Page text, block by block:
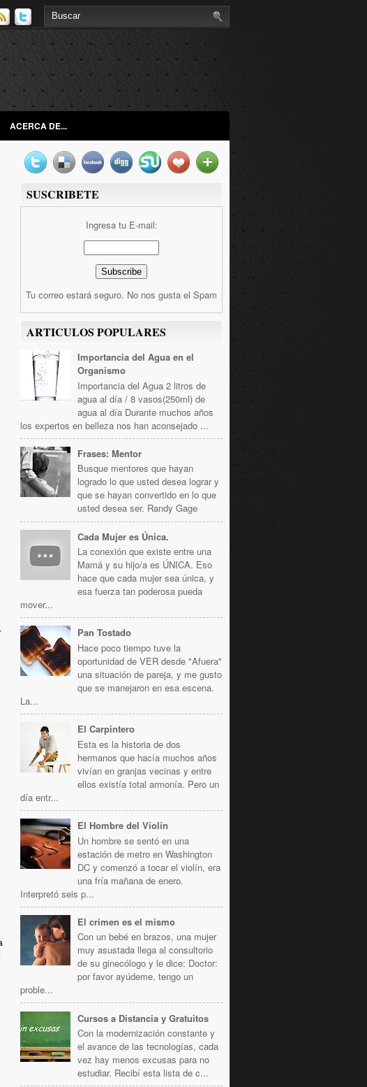
ACERCA DE...
SUSCRIBETE
Ingresa tu E-mail:
Tu correo estará seguro. No nos gusta el Spam
ARTICULOS POPULARES
Importancia del Agua en el
Organismo
Importancia del Agua 2 litros de
agua al día / 8 vasos(250ml) de
agua al día Durante muchos años
los expertos en belleza nos han aconsejado ...
Frases: Mentor
Busque mentores que hayan
logrado lo que usted desea lograr y
que se hayan convertido en lo que
usted desea ser. Randy Gage
Cada Mujer es Única.
La conexión que existe entre una
Mamá y su hijo/a es ÚNICA. Eso
hace que cada mujer sea única, y
esa fuerza tan poderosa pueda
mover...
Pan Tostado
Hace poco tiempo tuve la
oportunidad de VER desde "Afuera"
una situación de pareja, y me gusto
que se manejaron en esa escena.
La...
El Carpintero
Esta es la historia de dos
hermanos que hacía muchos años
vivían en granjas vecinas y entre
ellos existía total armonía. Pero un
día entr...
El Hombre del Violín
Un hombre se sentó en una
estación de metro en Washington
DC y comenzó a tocar el violín, era
una fría mañana de enero.
Interpretó seis p...
El crimen es el mismo
Con un bebé en brazos, una mujer
muy asustada llega al consultorio
de su ginecólogo y le dice: Doctor:
por favor ayúdeme, tengo un
proble...
Cursos a Distancia y Gratuitos
Con la modernización constante y
el avance de las tecnologías, cada
vez hay menos excusas para no
estudiar. Recibí esta lista de c...